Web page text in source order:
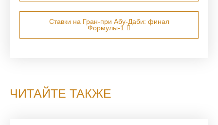
Ставки на Гран-при Абу-Даби: финал
Формулы-1
ЧИТАЙТЕ ТАКЖЕ